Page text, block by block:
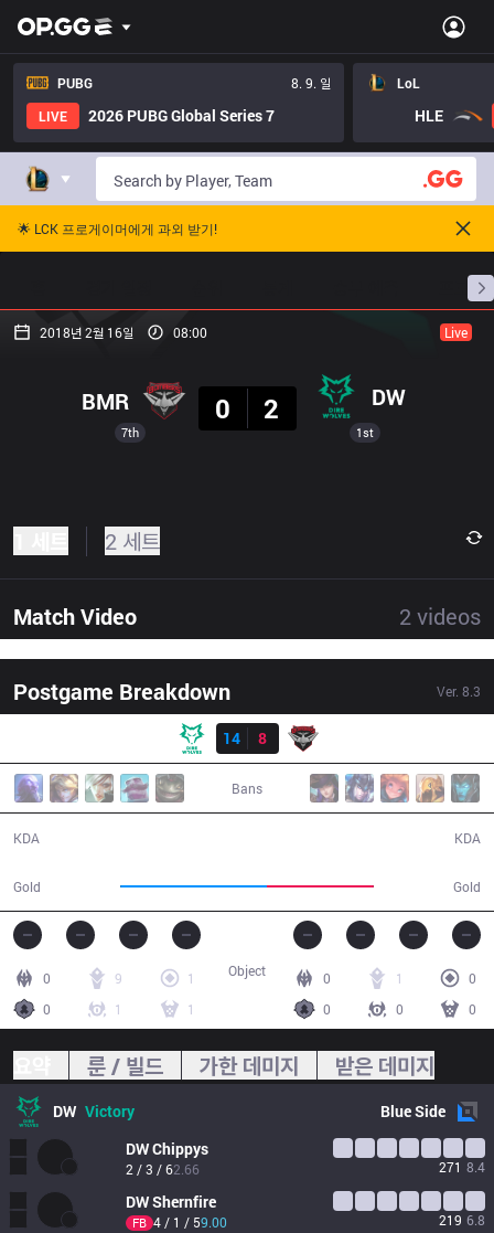
PUBG
8. 9. 일
LIVE
2026 PUBG Global Series 7
LoL
HLE
🌟 LCK 프로게이머에게 과외 받기!
프로빌
2018년 2월 16일 08:00 Live
7th
BMR
0
2 DW
1st
2 세트
Match Video 2 videos
Postgame Breakdown Ver. 8.3
14
8
Bans
KDA
Gold Gold
KDA
0 9
1
0
1 1
0 1
0
0
0 0
Object
룬 / 빌드 가한 데미지 받은 데미지
DW Victory BlueSide
DWChippys
2 / 3 / 62.66 271 8.4
DWShernfire
FB 4 / 1 / 59.00 219 6.8